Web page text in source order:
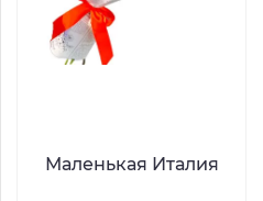
Маленькая Италия